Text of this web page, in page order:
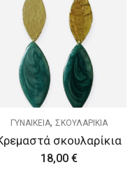
ΓΥΝΑΙΚΕΙΑ,ΟΡΕΙΧΑΛΚΟ,ΣΚΟΥΛΑΡΙΚΙΑ
18,00€